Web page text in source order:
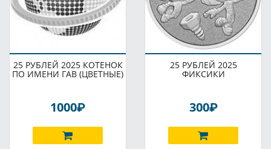
25 РУБЛЕЙ 2025 КОТЕНОК
ПО ИМЕНИ ГАВ (ЦВЕТНЫЕ)
1000P
25 РУБЛЕЙ 2025
ФИКСИКИ
300P